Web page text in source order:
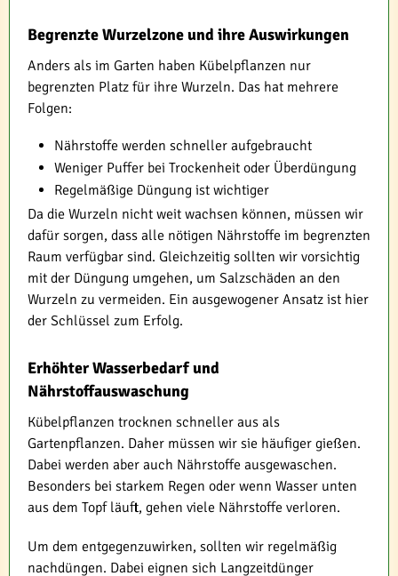
Begrenzte Wurzelzone und ihre Auswirkungen
Anders als im Garten haben Kübelpflanzen nur
begrenzten Platz für ihre Wurzeln. Das hat mehrere
Folgen:
Nährstoffe werden schneller aufgebraucht
Weniger Puffer bei Trockenheit oder Überdüngung
Regelmäßige Düngung ist wichtiger
Da die Wurzeln nicht weit wachsen können, müssen wir
dafür sorgen, dass alle nötigen Nährstoffe im begrenzten
Raum verfügbar sind. Gleichzeitig sollten wir vorsichtig
mit der Düngung umgehen, um Salzschäden an den
Wurzeln zu vermeiden. Ein ausgewogener Ansatz ist hier
der Schlüssel zum Erfolg.
Erhöhter Wasserbedarf und
Nährstoffauswaschung
Kübelpflanzen trocknen schneller aus als
Gartenpflanzen. Daher müssen wir sie häufiger gießen.
Dabei werden aber auch Nährstoffe ausgewaschen.
Besonders bei starkem Regen oder wenn Wasser unten
aus dem Topf läuft, gehen viele Nährstoffe verloren.
Um dem entgegenzuwirken, sollten wir regelmäßig
nachdüngen. Dabei eignen sich Langzeitdünger